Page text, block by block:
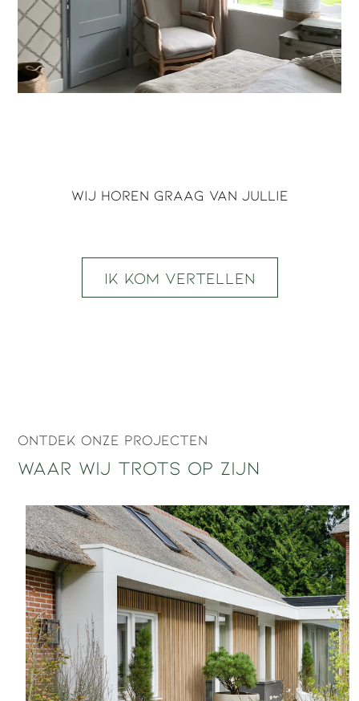
Wij horen graag van jullie
Ik kom vertellen
Ontdek onze projecten
Waar wij trots op zijn